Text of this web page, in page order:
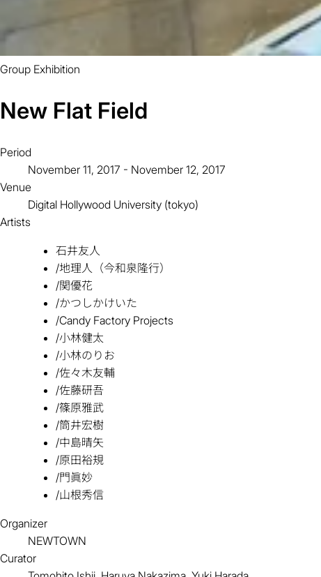
Group Exhibition
New Flat Field
Period
November 11, 2017 - November 12, 2017
Venue
Digital Hollywood University (tokyo)
Artists
石井友人
/地理人（今和泉隆行）
/関優花
/かつしかけいた
/Candy Factory Projects
/小林健太
/小林のりお
/佐々木友輔
/佐藤研吾
/篠原雅武
/筒井宏樹
/中島晴矢
/原田裕規
/門眞妙
/山根秀信
Organizer
NEWTOWN
Curator